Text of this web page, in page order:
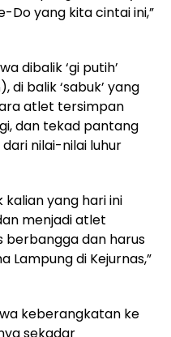
yang kita cintai ini,”
dibalik ‘gi putih’
balik ‘sabuk’ yang
atlet tersimpan
dan tekad pantang
nilai-nilai luhur
yang hari ini
menjadi atlet
berbangga dan harus
Lampung di Kejurnas,”
keberangkatan ke